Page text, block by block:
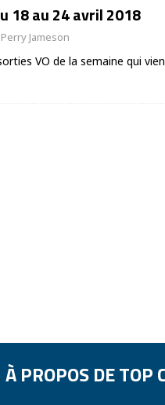
18 au 24 avril 2018
Perry Jameson
VO de la semaine qui
À PROPOS DE TOP